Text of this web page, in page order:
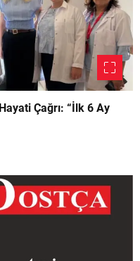
Çağrı: “İlk 6 Ay